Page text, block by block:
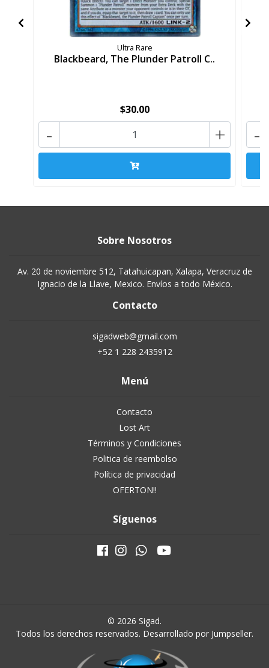
Ultra Rare
Blackbeard, The Plunder Patroll C..
$30.00
+
- -
Sobre Nosotros
Av. 20 de noviembre 512, Tatahuicapan, Xalapa, Veracruz de
Ignacio de la Llave, Mexico. Envíos a todo México.
Contacto
sigadweb@gmail.com
+52 1 228 2435912
Menú
Contacto
Lost Art
Términos y Condiciones
Politica de reembolso
Política de privacidad
OFERTON!!
Síguenos
© 2026 Sigad.
Todos los derechos reservados. Desarrollado por Jumpseller.